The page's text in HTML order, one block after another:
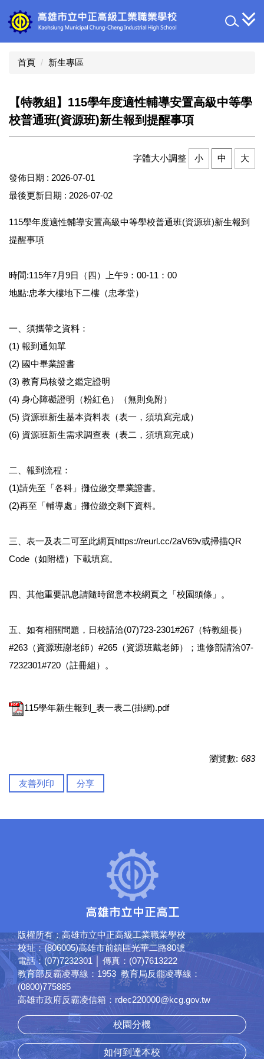
到
主
首頁 新生專區
【特教組】115學年度適性輔導安置高級中等學
校普通班(資源班)新生報到提醒事項
字體大小調整 小 中
大
發佈日期 : 2026-07-01
最後更新日期 : 2026-07-02
115學年度適性輔導安置高級中等學校普通班(資源班)新生報到
提醒事項
時間:115年7月9日（四）上午9：00-11：00
地點:忠孝大樓地下二樓（忠孝堂）
一、須攜帶之資料：
(1) 報到通知單
(2) 國中畢業證書
(3) 教育局核發之鑑定證明
(4) 身心障礙證明（粉紅色）（無則免附）
(5) 資源班新生基本資料表（表一，須填寫完成）
(6) 資源班新生需求調查表（表二，須填寫完成）
二、報到流程：
(1)請先至「各科」攤位繳交畢業證書。
(2)再至「輔導處」攤位繳交剩下資料。
三、表一及表二可至此網頁https://reurl.cc/2aV69v或掃描QR
Code（如附檔）下載填寫。
四、其他重要訊息請隨時留意本校網頁之「校園頭條」。
五、如有相關問題，日校請洽(07)723-2301#267（特教組長）
#263（資源班謝老師）#265（資源班戴老師）；進修部請洽07-
7232301#720（註冊組）。
115學年新生報到_表一表二(掛網).pdf
瀏覽數: 683
友善列印 分享
版權所有：高雄市立中正高級工業職業學校
校址：(806005)高雄市前鎮區光華二路80號
電話：(07)7232301 │ 傳真：(07)7613222
教育部反霸凌專線：1953 教育局反罷凌專線：
(0800)775885
高雄市政府反霸凌信箱：rdec220000@kcg.gov.tw
校園分機
如何到達本校